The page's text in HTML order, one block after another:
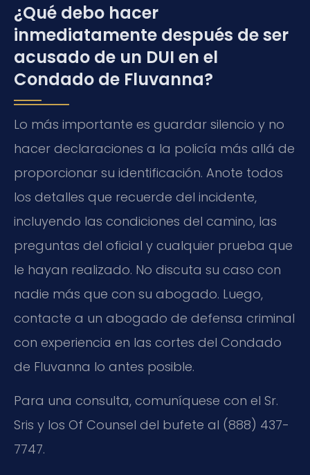
¿Qué debo hacer
inmediatamente después de ser
acusado de un DUI en el
Condado de Fluvanna?
Lo más importante es guardar silencio y no
hacer declaraciones a la policía más allá de
proporcionar su identificación. Anote todos
los detalles que recuerde del incidente,
incluyendo las condiciones del camino, las
preguntas del oficial y cualquier prueba que
le hayan realizado. No discuta su caso con
nadie más que con su abogado. Luego,
contacte a un abogado de defensa criminal
con experiencia en las cortes del Condado
de Fluvanna lo antes posible.
Para una consulta, comuníquese con el Sr.
Sris y los Of Counsel del bufete al (888) 437-
7747.